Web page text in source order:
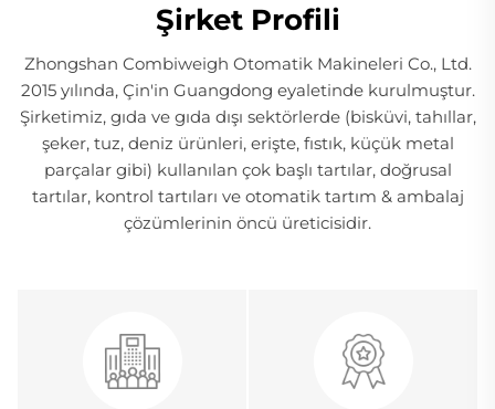
Şirket Profili
Zhongshan Combiweigh Otomatik Makineleri Co., Ltd.
2015 yılında, Çin'in Guangdong eyaletinde kurulmuştur.
Şirketimiz, gıda ve gıda dışı sektörlerde (bisküvi, tahıllar,
şeker, tuz, deniz ürünleri, erişte, fıstık, küçük metal
parçalar gibi) kullanılan çok başlı tartılar, doğrusal
tartılar, kontrol tartıları ve otomatik tartım & ambalaj
çözümlerinin öncü üreticisidir.